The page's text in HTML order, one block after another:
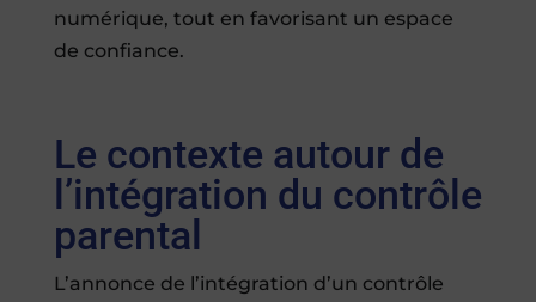
numérique, tout en favorisant un espace
de confiance.
Le contexte autour de
l’intégration du contrôle
parental
L’annonce de l’intégration d’un contrôle